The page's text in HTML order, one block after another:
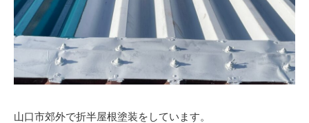
山口市郊外で折半屋根塗装をしています。